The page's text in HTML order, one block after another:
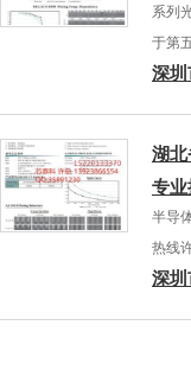
系列
于第
深圳
湖
专业
半导
热线
深圳